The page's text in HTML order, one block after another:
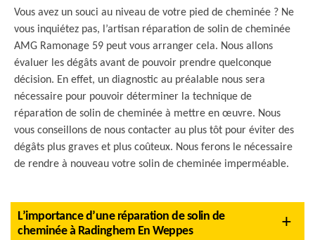
Vous avez un souci au niveau de votre pied de cheminée ? Ne
vous inquiétez pas, l’artisan réparation de solin de cheminée
AMG Ramonage 59 peut vous arranger cela. Nous allons
évaluer les dégâts avant de pouvoir prendre quelconque
décision. En effet, un diagnostic au préalable nous sera
nécessaire pour pouvoir déterminer la technique de
réparation de solin de cheminée à mettre en œuvre. Nous
vous conseillons de nous contacter au plus tôt pour éviter des
dégâts plus graves et plus coûteux. Nous ferons le nécessaire
de rendre à nouveau votre solin de cheminée imperméable.
L’importance d’une réparation de solin de
cheminée à Radinghem En Weppes